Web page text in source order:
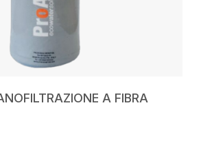
A FIBRA